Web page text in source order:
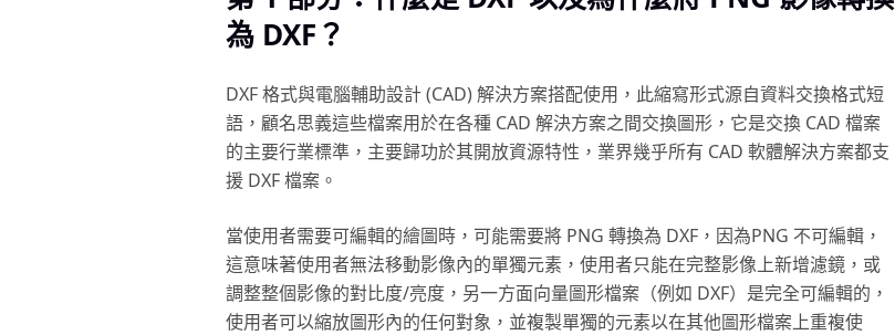
為 DXF？
DXF 格式與電腦輔助設計 (CAD) 解決方案搭配使用，此縮寫形式源自資料交換格式短
語，顧名思義這些檔案用於在各種 CAD 解決方案之間交換圖形，它是交換 CAD 檔案
的主要行業標準，主要歸功於其開放資源特性，業界幾乎所有 CAD 軟體解決方案都支
援 DXF 檔案。
當使用者需要可編輯的繪圖時，可能需要將 PNG 轉換為 DXF，因為PNG 不可編輯，
這意味著使用者無法移動影像內的單獨元素，使用者只能在完整影像上新增濾鏡，或
調整整個影像的對比度/亮度，另一方面向量圖形檔案（例如 DXF）是完全可編輯的，
使用者可以縮放圖形內的任何對象，並複製單獨的元素以在其他圖形檔案上重複使